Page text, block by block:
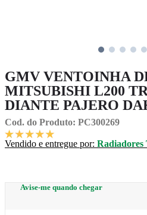
GMV VENTOINHA
MITSUBISHI L200
DIANTE PAJERO
Cod. do Produto: PC300269
Vendido e entregue por: Radiadores
Avise-me quando chegar